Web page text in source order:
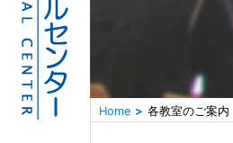
Home 各教室のご案内